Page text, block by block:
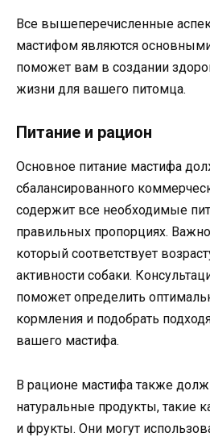
Все вышеперечисленные
мастифом являются
поможет вам в создании
жизни для вашего питомца.
Питание и рацион
Основное питание мастифа
сбалансированного
содержит все необходимые
правильных пропорциях.
который соответствует
активности собаки.
поможет определить
кормления и подобрать
вашего мастифа.
В рационе мастифа также
натуральные продукты, такие
и фрукты. Они могут